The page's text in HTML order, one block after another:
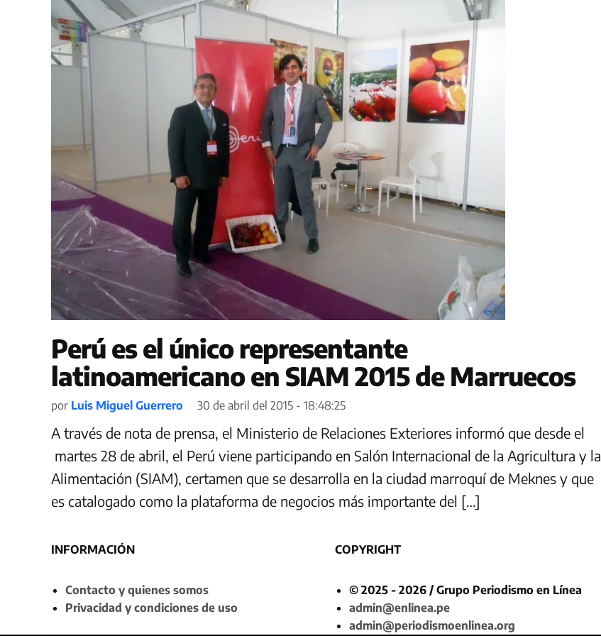
Perú es el único representante
latinoamericano en SIAM 2015 de Marruecos
por Luis Miguel Guerrero 30 de abril del 2015 - 18:48:25
A través de nota de prensa, el Ministerio de Relaciones Exteriores informó que desde el
martes 28 de abril, el Perú viene participando en Salón Internacional de la Agricultura y la
Alimentación (SIAM), certamen que se desarrolla en la ciudad marroquí de Meknes y que
es catalogado como la plataforma de negocios más importante del […]
INFORMACIÓN
Contacto y quienes somos
Privacidad y condiciones de uso
COPYRIGHT
© 2025 - 2026 / Grupo Periodismo en Línea
admin@enlinea.pe
admin@periodismoenlinea.org